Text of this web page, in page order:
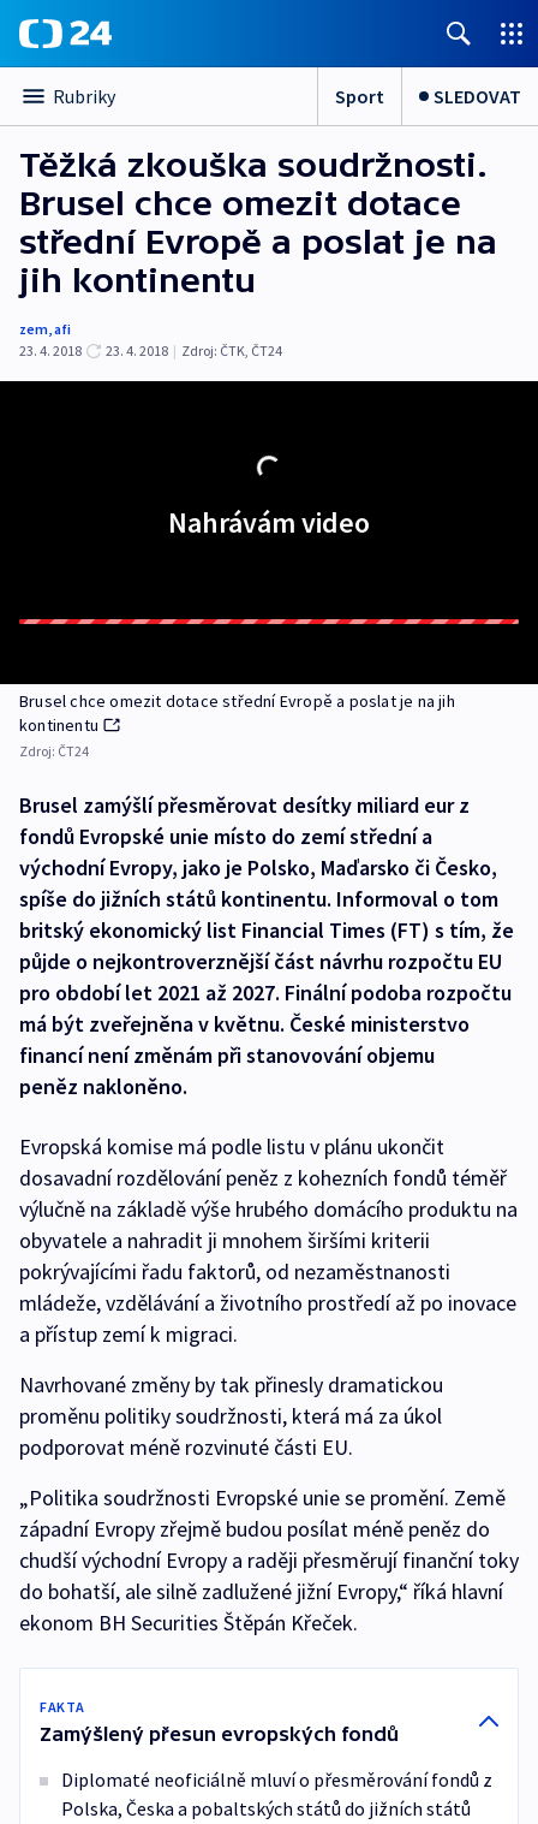
Rubriky Sport SLEDOVAT
Těžká zkouška soudržnosti.
Brusel chce omezit dotace
střední Evropě a poslat je na
jih kontinentu
zem,afi
23. 4. 2018
23. 4. 2018 | Zdroj: ČTK, ČT24
Nahrávám video
Brusel chce omezit dotace střední Evropě a poslat je na jih
kontinentu
Zdroj: ČT24
Brusel zamýšlí přesměrovat desítky miliard eur z
fondů Evropské unie místo do zemí střední a
východní Evropy, jako je Polsko, Maďarsko či Česko,
spíše do jižních států kontinentu. Informoval o tom
britský ekonomický list Financial Times (FT) s tím, že
půjde o nejkontroverznější část návrhu rozpočtu EU
pro období let 2021 až 2027. Finální podoba rozpočtu
má být zveřejněna v květnu. České ministerstvo
financí není změnám při stanovování objemu
peněz nakloněno.
Evropská komise má podle listu v plánu ukončit
dosavadní rozdělování peněz z kohezních fondů téměř
výlučně na základě výše hrubého domácího produktu na
obyvatele a nahradit ji mnohem širšími kriterii
pokrývajícími řadu faktorů, od nezaměstnanosti
mládeže, vzdělávání a životního prostředí až po inovace
a přístup zemí k migraci.
Navrhované změny by tak přinesly dramatickou
proměnu politiky soudržnosti, která má za úkol
podporovat méně rozvinuté části EU.
„Politika soudržnosti Evropské unie se promění. Země
západní Evropy zřejmě budou posílat méně peněz do
chudší východní Evropy a raději přesměrují finanční toky
do bohatší, ale silně zadlužené jižní Evropy,“ říká hlavní
ekonom BH Securities Štěpán Křeček.
FAKTA
Zamýšlený přesun evropských fondů
Diplomaté neoficiálně mluví o přesměrování fondů z
Polska, Česka a pobaltských států do jižních států